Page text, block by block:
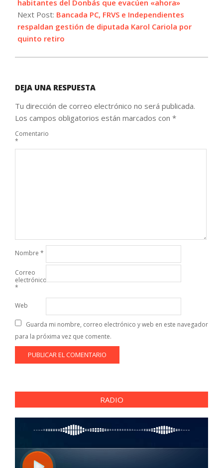
habitantes del Donbás que evacúen «ahora»
Next Post: Bancada PC, FRVS e Independientes
respaldan gestión de diputada Karol Cariola por
quinto retiro
DEJA UNA RESPUESTA
Tu dirección de correo electrónico no será publicada.
Los campos obligatorios están marcados con *
Comentario
*
Nombre *
Correo
electrónico
*
Web
Guarda mi nombre, correo electrónico y web en este navegador
para la próxima vez que comente.
RADIO